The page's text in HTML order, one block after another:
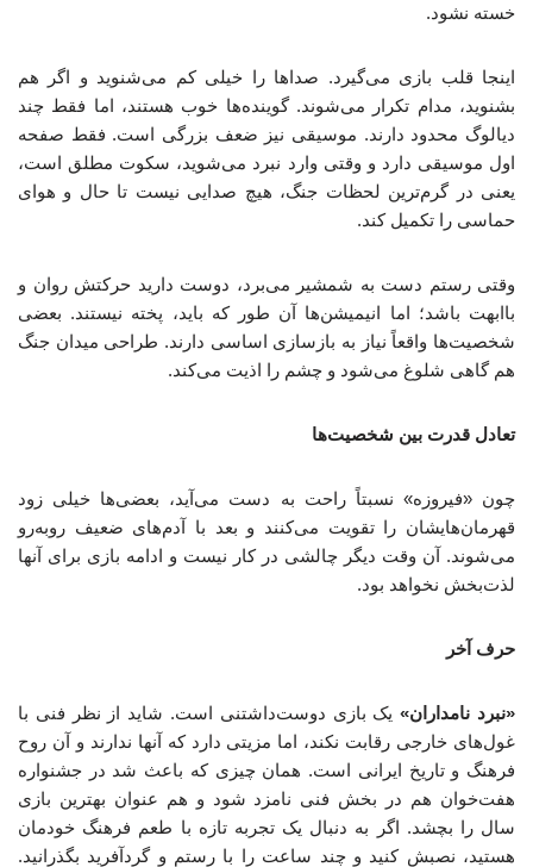
خسته نشود.
اینجا قلب بازی می‌گیرد. صداها را خیلی کم می‌شنوید و اگر هم
بشنوید، مدام تکرار می‌شوند. گوینده‌ها خوب هستند، اما فقط چند
دیالوگ محدود دارند. موسیقی نیز ضعف بزرگی است. فقط صفحه
اول موسیقی دارد و وقتی وارد نبرد می‌شوید، سکوت مطلق است،
یعنی در گرم‌ترین لحظات جنگ، هیچ صدایی نیست تا حال و هوای
حماسی را تکمیل کند.
وقتی رستم دست به شمشیر می‌برد، دوست دارید حرکتش روان و
باابهت باشد؛ اما انیمیشن‌ها آن طور که باید، پخته نیستند. بعضی
شخصیت‌ها واقعاً نیاز به بازسازی اساسی دارند. طراحی میدان جنگ
هم گاهی شلوغ می‌شود و چشم را اذیت می‌کند.
تعادل قدرت بین شخصیت‌ها
چون «فیروزه» نسبتاً راحت به دست می‌آید، بعضی‌ها خیلی زود
قهرمان‌هایشان را تقویت می‌کنند و بعد با آدم‌های ضعیف روبه‌رو
می‌شوند. آن وقت دیگر چالشی در کار نیست و ادامه بازی برای آنها
لذت‌بخش نخواهد بود.
حرف آخر
«نبرد نامداران»یک بازی دوست‌داشتنی است. شاید از نظر فنی با
غول‌های خارجی رقابت نکند، اما مزیتی دارد که آنها ندارند و آن روح
فرهنگ و تاریخ ایرانی است. همان چیزی که باعث شد در جشنواره
هفت‌خوان هم در بخش فنی نامزد شود و هم عنوان بهترین بازی
سال را بچشد. اگر به دنبال یک تجربه تازه با طعم فرهنگ خودمان
هستید، نصبش کنید و چند ساعت را با رستم و گردآفرید بگذرانید.